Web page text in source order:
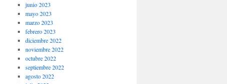
junio 2023
mayo 2023
marzo 2023
febrero 2023
diciembre 2022
noviembre 2022
octubre 2022
septiembre 2022
agosto 2022